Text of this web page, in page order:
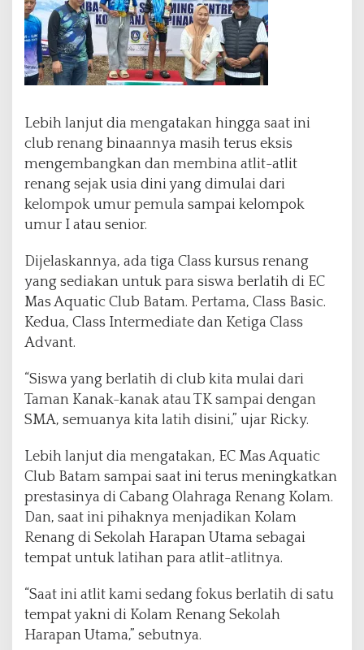
u
n
g
g
u
K
e
u
a
r
a
n
R
e
n
a
2
S
C
T
a
n
j
u
n
g
i
n
n
Lebih lanjut dia mengatakan hingga saat ini
club renang binaannya masih terus eksis
mengembangkan dan membina atlit-atlit
renang sejak usia dini yang dimulai dari
kelompok umur pemula sampai kelompok
umur I atau senior.
Dijelaskannya, ada tiga Class kursus renang
yang sediakan untuk para siswa berlatih di EC
Mas Aquatic Club Batam. Pertama, Class Basic.
Kedua, Class Intermediate dan Ketiga Class
Advant.
“Siswa yang berlatih di club kita mulai dari
Taman Kanak-kanak atau TK sampai dengan
SMA, semuanya kita latih disini,” ujar Ricky.
Lebih lanjut dia mengatakan, EC Mas Aquatic
Club Batam sampai saat ini terus meningkatkan
prestasinya di Cabang Olahraga Renang Kolam.
Dan, saat ini pihaknya menjadikan Kolam
Renang di Sekolah Harapan Utama sebagai
tempat untuk latihan para atlit-atlitnya.
“Saat ini atlit kami sedang fokus berlatih di satu
tempat yakni di Kolam Renang Sekolah
Harapan Utama,” sebutnya.